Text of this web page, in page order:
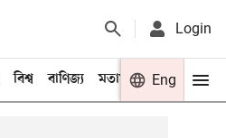
Login
বিশ্ব বাণিজ্য মতামত খেলা
Eng